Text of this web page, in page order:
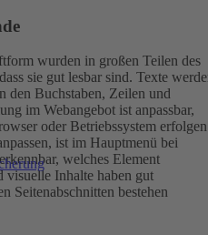
wurden in großen Teilen des
sie gut lesbar sind. Texte
den Buchstaben, Zeilen und
im Webangebot ist anpassbar,
oder Betriebssystem
ist im Hauptmenü bei
welches Element
visuelle Inhalte haben gut
Seitenabschnitten bestehen